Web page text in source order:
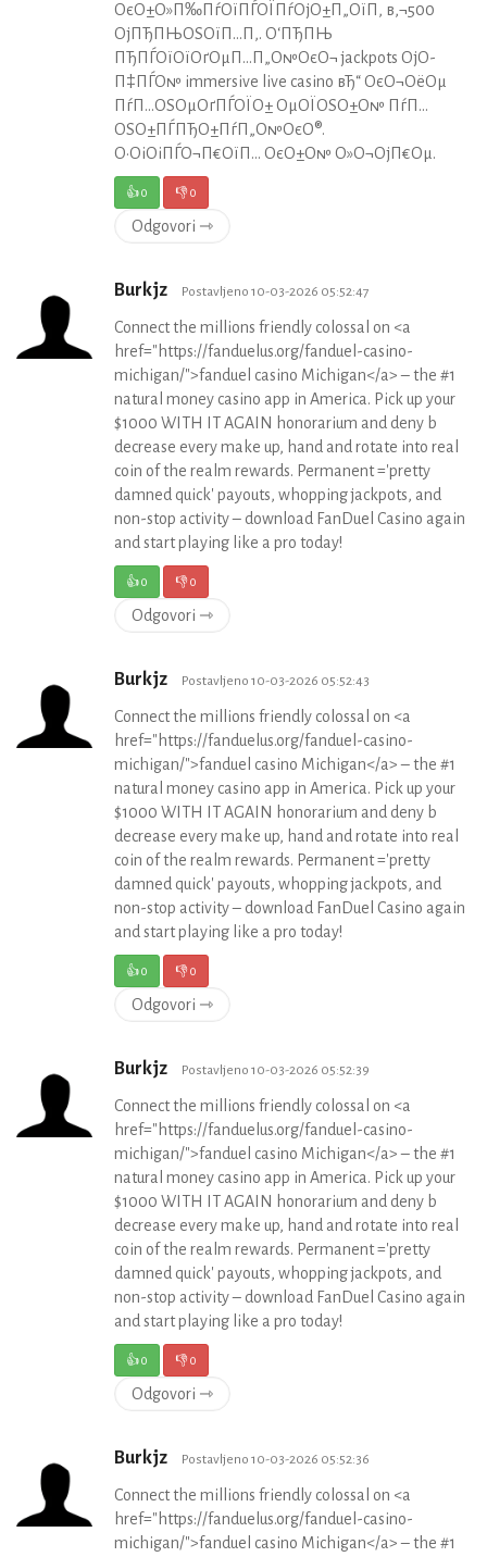
ОєО±О»П‰ПѓОїПЃОЇПѓОјО±П„ОїП‚ в‚¬500
ОјПЂПЊОЅОїП…П‚. О‘ПЂПЊ
ПЂПЃОїОїОґОµП…П„О№ОєО¬ jackpots ОјО­
П‡ПЃО№ immersive live casino вЂ“ ОєО¬ОёОµ
ПѓП…ОЅОµОґПЃОЇО± ОµОЇОЅО±О№ ПѓП…
ОЅО±ПЃПЂО±ПѓП„О№ОєО®.
О•ОіОіПЃО¬П€ОїП… ОєО±О№ О»О¬ОјП€Оµ.
👍0 👎0
Odgovori ⇾
Burkjz Postavljeno 10-03-2026 05:52:47
Connect the millions friendly colossal on <a
href="https://fanduelus.org/fanduel-casino-
michigan/">fanduel casino Michigan</a> – the #1
natural money casino app in America. Pick up your
$1000 WITH IT AGAIN honorarium and deny b
decrease every make up, hand and rotate into real
coin of the realm rewards. Permanent ='pretty
damned quick' payouts, whopping jackpots, and
non-stop activity – download FanDuel Casino again
and start playing like a pro today!
👍0 👎0
Odgovori ⇾
Burkjz Postavljeno 10-03-2026 05:52:43
Connect the millions friendly colossal on <a
href="https://fanduelus.org/fanduel-casino-
michigan/">fanduel casino Michigan</a> – the #1
natural money casino app in America. Pick up your
$1000 WITH IT AGAIN honorarium and deny b
decrease every make up, hand and rotate into real
coin of the realm rewards. Permanent ='pretty
damned quick' payouts, whopping jackpots, and
non-stop activity – download FanDuel Casino again
and start playing like a pro today!
👍0 👎0
Odgovori ⇾
Burkjz Postavljeno 10-03-2026 05:52:39
Connect the millions friendly colossal on <a
href="https://fanduelus.org/fanduel-casino-
michigan/">fanduel casino Michigan</a> – the #1
natural money casino app in America. Pick up your
$1000 WITH IT AGAIN honorarium and deny b
decrease every make up, hand and rotate into real
coin of the realm rewards. Permanent ='pretty
damned quick' payouts, whopping jackpots, and
non-stop activity – download FanDuel Casino again
and start playing like a pro today!
👍0 👎0
Odgovori ⇾
Burkjz Postavljeno 10-03-2026 05:52:36
Connect the millions friendly colossal on <a
href="https://fanduelus.org/fanduel-casino-
michigan/">fanduel casino Michigan</a> – the #1